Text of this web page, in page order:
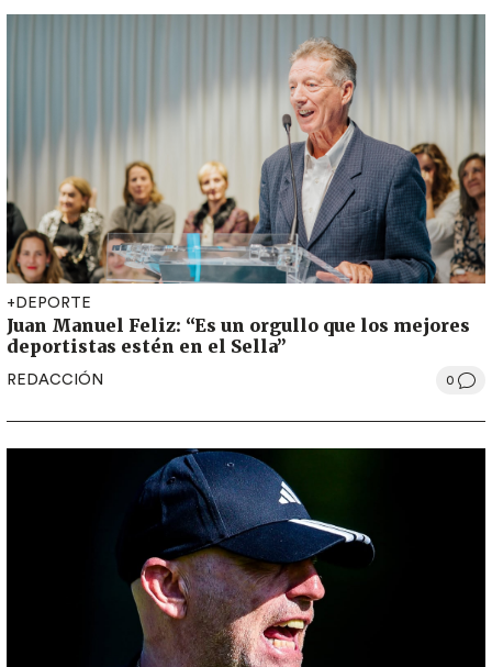
+DEPORTE
Juan Manuel Feliz: “Es un orgullo que los mejores
deportistas estén en el Sella”
REDACCIÓN 0